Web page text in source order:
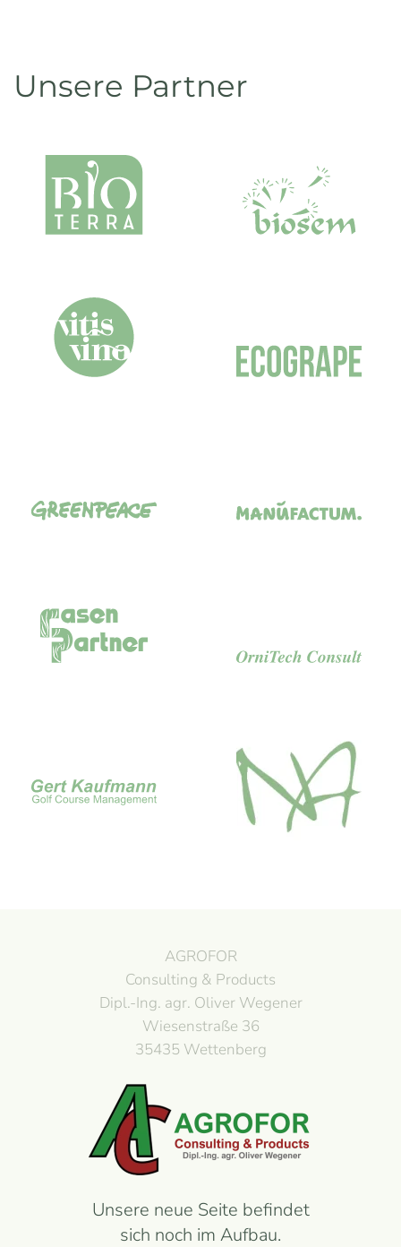
Unsere Partner
AGROFOR
Consulting & Products
Dipl.-Ing. agr. Oliver Wegener
Wiesenstraße 36
35435 Wettenberg
Unsere neue Seite befindet
sich noch im Aufbau.